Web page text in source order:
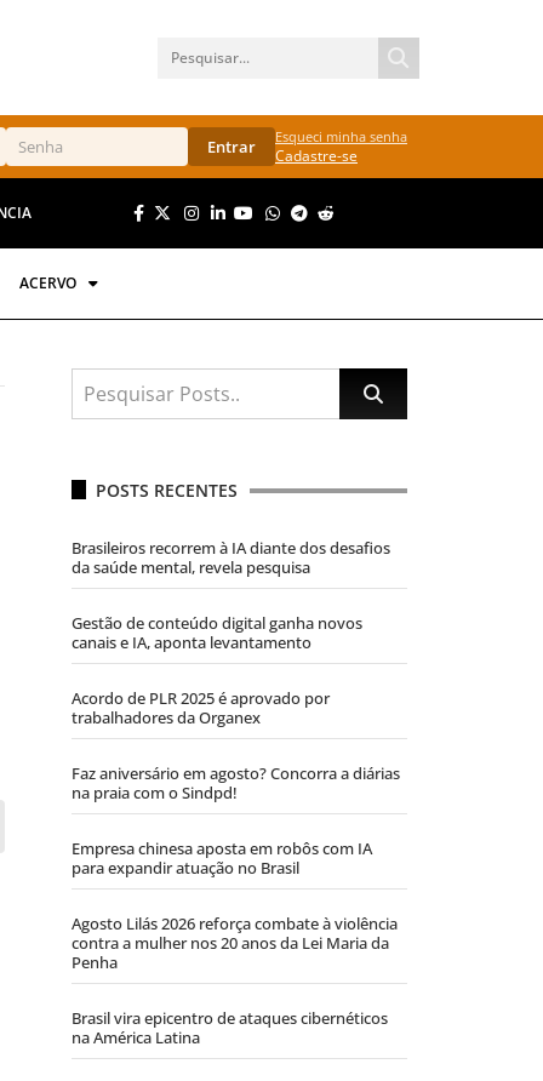
Entrar Esqueci minha senha
Cadastre-se
ACERVO
POSTS RECENTES
Brasileiros recorrem à IA diante dos desafios
da saúde mental, revela pesquisa
Gestão de conteúdo digital ganha novos
canais e IA, aponta levantamento
Acordo de PLR 2025 é aprovado por
trabalhadores da Organex
Faz aniversário em agosto? Concorra a diárias
na praia com o Sindpd!
Empresa chinesa aposta em robôs com IA
para expandir atuação no Brasil
Agosto Lilás 2026 reforça combate à violência
contra a mulher nos 20 anos da Lei Maria da
Penha
Brasil vira epicentro de ataques cibernéticos
na América Latina